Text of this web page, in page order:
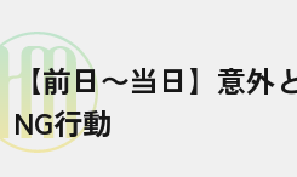
【前日〜当日】意外
NG行動